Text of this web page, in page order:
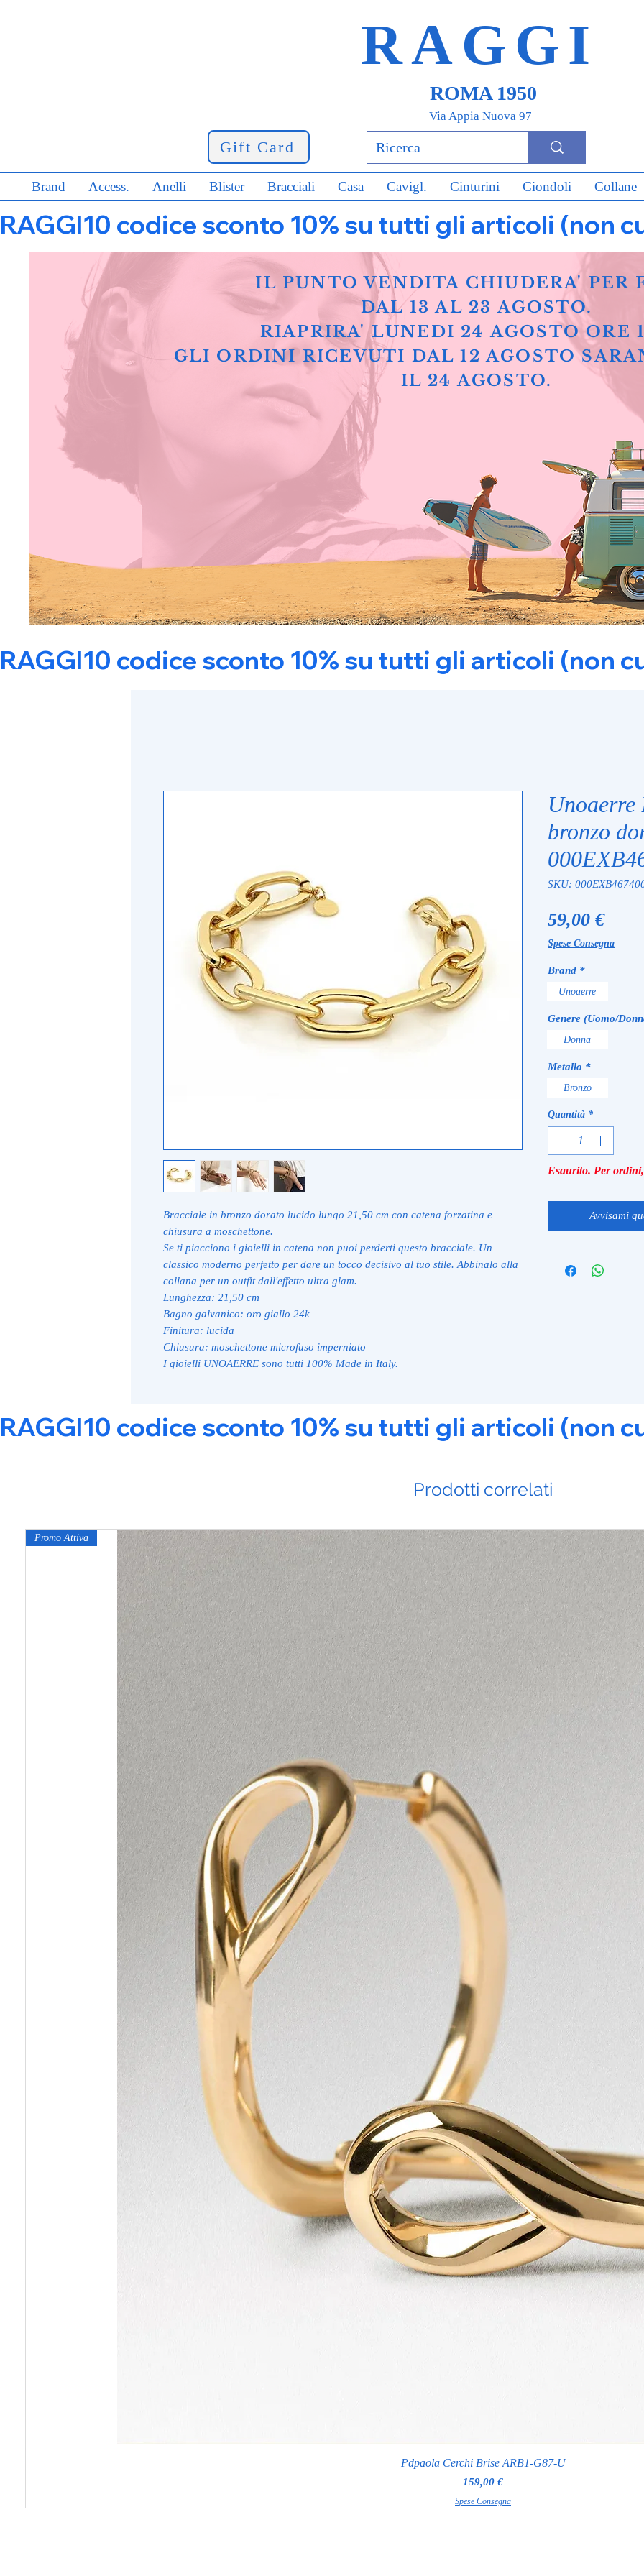
RAGGI
ROMA 1950
Via Appia Nuova 97
Gift Card
Brand Access. Anelli Blister Bracciali Casa Cavigl. Cinturini Ciondoli Collane
RAGGI10 codice sconto 10% su tutti gli articoli (non
IL PUNTO VENDITA CHIUDERA' PER
DAL 13 AL 23 AGOSTO.
RIAPRIRA' LUNEDI 24 AGOSTO ORE
GLI ORDINI RICEVUTI DAL 12 AGOSTO
IL 24 AGOSTO.
RAGGI10 codice sconto 10% su tutti gli articoli (non
Bracciale in bronzo dorato lucido lungo 21,50 cm con catena forzatina e
chiusura a moschettone.
Se ti piacciono i gioielli in catena non puoi perderti questo bracciale. Un
classico moderno perfetto per dare un tocco decisivo al tuo stile. Abbinalo alla
collana per un outfit dall'effetto ultra glam.
Lunghezza: 21,50 cm
Bagno galvanico: oro giallo 24k
Finitura: lucida
Chiusura: moschettone microfuso imperniato
I gioielli UNOAERRE sono tutti 100% Made in Italy.
bronzo
SKU:
59,00 €Prezzo
Spese Consegna
Brand *
Unoaerre
Genere (Uomo/
Donna
Metallo *
Bronzo
Quantità *
Esaurito. Per
Avvisami
RAGGI10 codice sconto 10% su tutti gli articoli (non
Prodotti correlati
Promo Attiva
Pdpaola Cerchi Brise ARB1-G87-U
Prezzo
159,00 €
Spese Consegna